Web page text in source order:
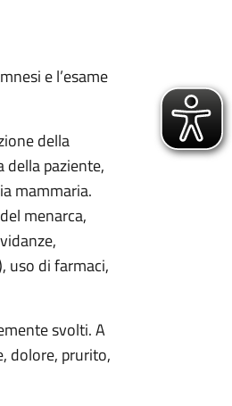
e l’esame
della
della paziente,
mammaria.
menarca,
uso di farmaci,
svolti. A
dolore, prurito,